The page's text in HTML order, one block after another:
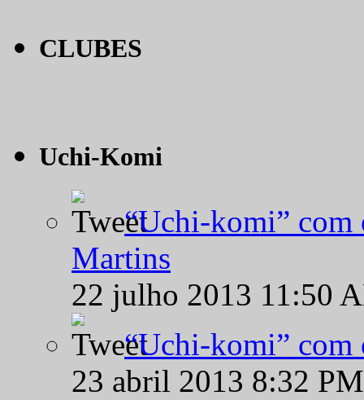
CLUBES
Uchi-Komi
“Uchi-komi” com
Martins
22 julho 2013 11:50
“Uchi-komi” com
23 abril 2013 8:32